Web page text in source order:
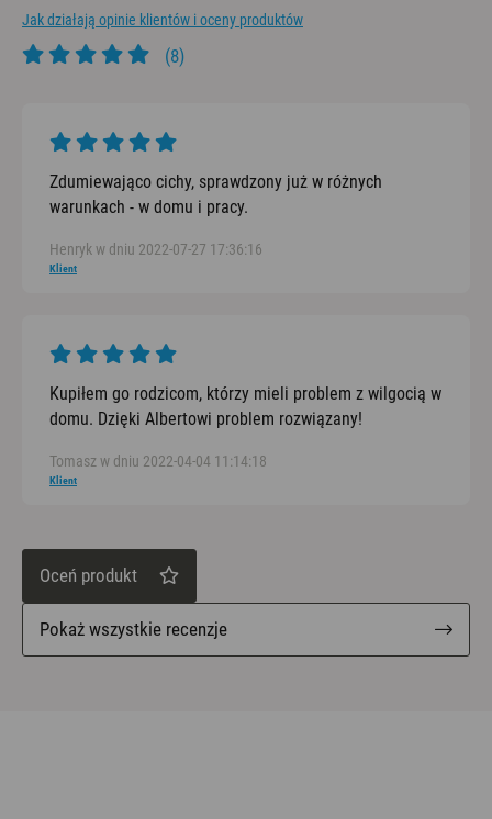
Jak działają opinie klientów i oceny produktów
(8)
Zdumiewająco cichy, sprawdzony już w różnych
warunkach - w domu i pracy.
Henryk w dniu 2022-07-27 17:36:16
Klient
Kupiłem go rodzicom, którzy mieli problem z wilgocią w
domu. Dzięki Albertowi problem rozwiązany!
Tomasz w dniu 2022-04-04 11:14:18
Klient
Oceń produkt
Pokaż wszystkie recenzje